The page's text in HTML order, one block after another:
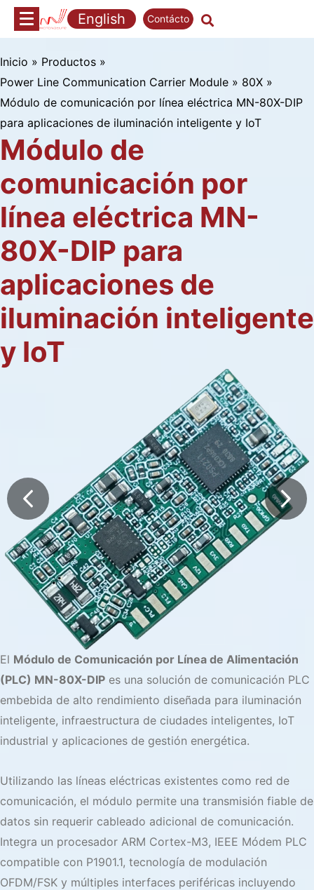
Saltar
English Contácto
Inicio » Productos »
Power Line Communication Carrier Module » 80X »
Módulo de comunicación por línea eléctrica MN-80X-DIP
para aplicaciones de iluminación inteligente y IoT
Módulo de
comunicación por
línea eléctrica MN-
80X-DIP para
aplicaciones de
iluminación inteligente
y IoT
El Módulo de Comunicación por Línea de Alimentación
(PLC) MN-80X-DIP es una solución de comunicación PLC
embebida de alto rendimiento diseñada para iluminación
inteligente, infraestructura de ciudades inteligentes, IoT
industrial y aplicaciones de gestión energética.
Utilizando las líneas eléctricas existentes como red de
comunicación, el módulo permite una transmisión fiable de
datos sin requerir cableado adicional de comunicación.
Integra un procesador ARM Cortex-M3, IEEE Módem PLC
compatible con P1901.1, tecnología de modulación
OFDM/FSK y múltiples interfaces periféricas incluyendo